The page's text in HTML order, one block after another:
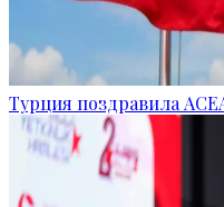
Турция поздравила